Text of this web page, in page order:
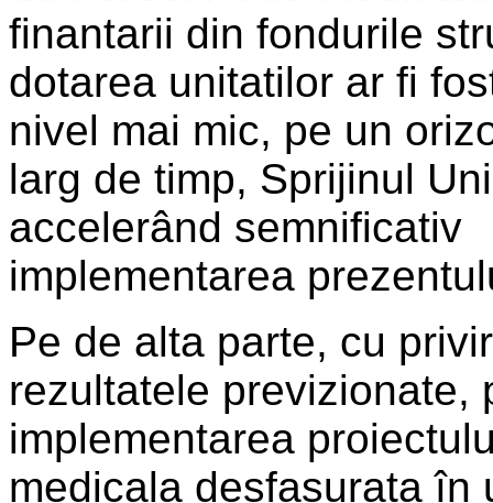
finantarii din fondurile
dotarea unitatilor ar fi
nivel mai mic, pe un
larg de timp, Sprijinul
accelerând semnificativ
implementarea
Pe de alta parte, cu
rezultatele previzionate,
implementarea
medicala desfasurata în